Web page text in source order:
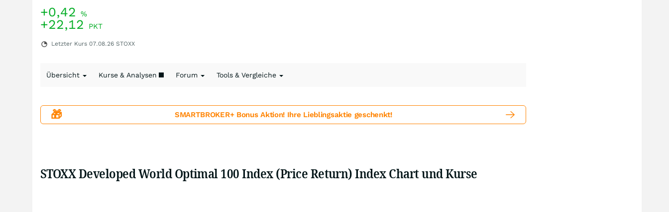
+0,42 %
+22,12 PKT
Letzter Kurs 07.08.26 STOXX
Übersicht Kurse & Analysen Forum Tools & Vergleiche
🎁 SMARTBROKER+ Bonus Aktion! Ihre Lieblingsaktie geschenkt!
STOXX Developed World Optimal 100 Index (Price Return) Index Chart und Kurse